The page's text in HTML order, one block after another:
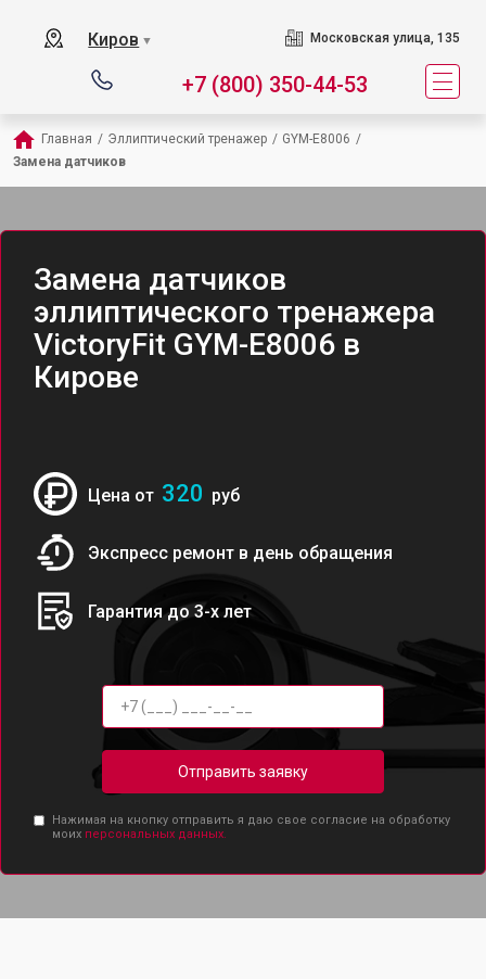
Киров ▼ Московская улица, 135
+7 (800) 350-44-53
Главная / Эллиптический тренажер / GYM-E8006 /
Замена датчиков
Замена датчиков
эллиптического тренажера
VictoryFit GYM-E8006 в
Кирове
Цена от 320 руб
Экспресс ремонт в день обращения
Гарантия до 3-х лет
Отправить заявку
Нажимая на кнопку отправить я даю свое согласие на обработку
моих персональных данных.